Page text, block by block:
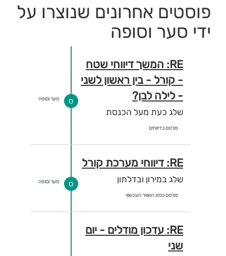
פוסטים אחרונים שנוצרו על
ידי סער וסופה
RE: המשך דיווחי שטח
- קורל - בין ראשון לשני
- לילה לבן?
שלג כעת מעל הכנסת
פורסם בדיווחים
ס סער וסופה
RE: דיווחי מערכת קורל
שלג במירון ובדלתון
פורסם במזג האוויר העכשווי
ס סער וסופה
RE: עדכון מודלים - יום
שני